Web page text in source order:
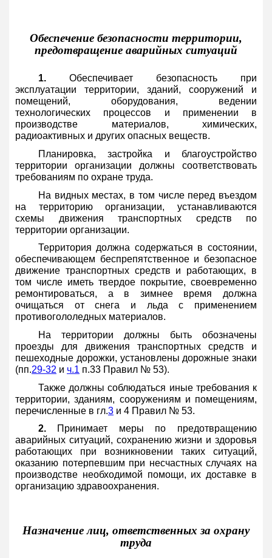
Обеспечение безопасности территории,
предотвращение аварийных ситуаций
1.Обеспечивает безопасность при
эксплуатации территории, зданий, сооружений и
помещений, оборудования, ведении
технологических процессов и применении в
производстве материалов, химических,
радиоактивных и других опасных веществ.
Планировка, застройка и благоустройство
территории организации должны соответствовать
требованиям по охране труда.
На видных местах, в том числе перед въездом
на территорию организации, устанавливаются
схемы движения транспортных средств по
территории организации.
Территория должна содержаться в состоянии,
обеспечивающем беспрепятственное и безопасное
движение транспортных средств и работающих, в
том числе иметь твердое покрытие, своевременно
ремонтироваться, а в зимнее время должна
очищаться от снега и льда с применением
противогололедных материалов.
На территории должны быть обозначены
проезды для движения транспортных средств и
пешеходные дорожки, установлены дорожные знаки
(пп.29-32 и ч.1 п.33 Правил № 53).
Также должны соблюдаться иные требования к
территории, зданиям, сооружениям и помещениям,
перечисленные в гл.3 и 4 Правил № 53.
2.Принимает меры по предотвращению
аварийных ситуаций, сохранению жизни и здоровья
работающих при возникновении таких ситуаций,
оказанию потерпевшим при несчастных случаях на
производстве необходимой помощи, их доставке в
организацию здравоохранения.
Назначение лиц, ответственных за охрану
труда